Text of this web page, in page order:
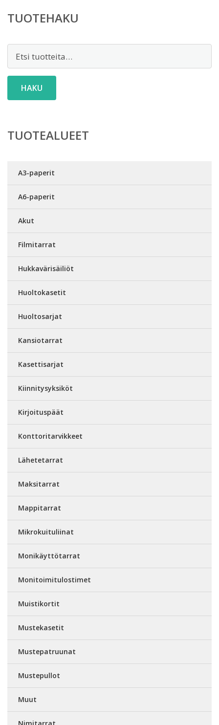
TUOTEHAKU
HAKU
TUOTEALUEET
A3-paperit
A6-paperit
Akut
Filmitarrat
Hukkavärisäiliöt
Huoltokasetit
Huoltosarjat
Kansiotarrat
Kasettisarjat
Kiinnitysyksiköt
Kirjoituspäät
Konttoritarvikkeet
Lähetetarrat
Maksitarrat
Mappitarrat
Mikrokuituliinat
Monikäyttötarrat
Monitoimitulostimet
Muistikortit
Mustekasetit
Mustepatruunat
Mustepullot
Muut